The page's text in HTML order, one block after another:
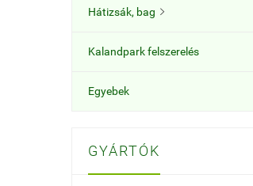
Hátizsák, bag 
Kalandpark felszerelés
Egyebek
GYÁRTÓK